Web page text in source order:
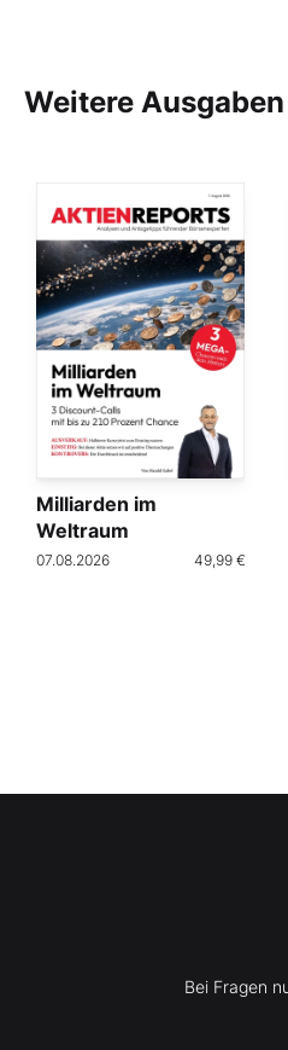
Weitere Ausgaben
Milliarden im
Weltraum
07.08.2026 49,99 €
Bei Fragen